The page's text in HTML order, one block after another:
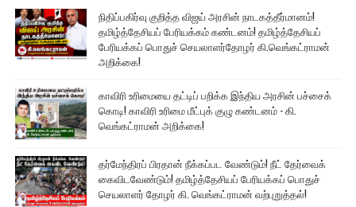
நிதிப்பகிர்வு குறித்த விஜய் அரசின் நாடகத்தீர்மானம்!
தமிழ்த்தேசியப் பேரியக்கம் கண்டனம்! தமிழ்த்தேசியப்
பேரியக்கப் பொதுச் செயலாளர்தோழர் கி.வெங்கட்ராமன்
அறிக்கை!
காவிரி உரிமையை தட்டிப் பறிக்க இந்திய அரசின் பச்சைக்
கொடி! காவிரி உரிமை மீட்புக் குழு கண்டனம் - கி.
வெங்கட்ராமன் அறிக்கை!
தர்மேந்திரப் பிரதான் நீக்கப்பட வேண்டும்! நீட் தேர்வைக்
கைவிடவேண்டும்! தமிழ்த்தேசியப் பேரியக்கப் பொதுச்
செயலாளர் தோழர் கி. வெங்கட்ராமன் வற்புறுத்தல்!